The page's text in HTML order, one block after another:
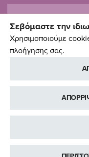
Σεβόμαστε την
Χρησιμοποιούμε
πλοήγησης σας.